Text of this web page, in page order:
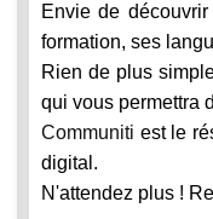
Envie de
formation, ses
Rien de plus
qui vous permettra
Communiti est le
digital.
N'attendez plus !